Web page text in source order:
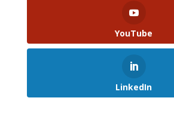
YouTube
LinkedIn